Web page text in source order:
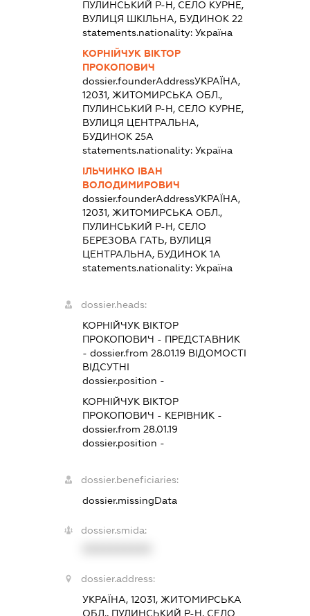
ПУЛИНСЬКИЙ Р-Н, СЕЛО КУРНЕ,
ВУЛИЦЯ ШКІЛЬНА, БУДИНОК 22
statements.nationality:Україна
КОРНІЙЧУК ВІКТОР
ПРОКОПОВИЧ
dossier.founderAddressУКРАЇНА,
12031, ЖИТОМИРСЬКА ОБЛ.,
ПУЛИНСЬКИЙ Р-Н, СЕЛО КУРНЕ,
ВУЛИЦЯ ЦЕНТРАЛЬНА,
БУДИНОК 25А
statements.nationality:Україна
ІЛЬЧИНКО ІВАН
ВОЛОДИМИРОВИЧ
dossier.founderAddressУКРАЇНА,
12031, ЖИТОМИРСЬКА ОБЛ.,
ПУЛИНСЬКИЙ Р-Н, СЕЛО
БЕРЕЗОВА ГАТЬ, ВУЛИЦЯ
ЦЕНТРАЛЬНА, БУДИНОК 1А
statements.nationality:Україна
dossier.heads:
КОРНІЙЧУК ВІКТОР
ПРОКОПОВИЧ - ПРЕДСТАВНИК
- dossier.from 28.01.19 ВІДОМОСТІ
ВІДСУТНІ
dossier.position -
КОРНІЙЧУК ВІКТОР
ПРОКОПОВИЧ - КЕРІВНИК -
dossier.from 28.01.19
dossier.position -
dossier.beneficiaries:
dossier.missingData
dossier.smida:
dossier.address:
УКРАЇНА, 12031, ЖИТОМИРСЬКА
ОБЛ., ПУЛИНСЬКИЙ Р-Н, СЕЛО